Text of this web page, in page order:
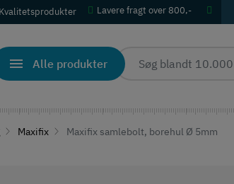
Kvalitetsprodukter Lavere fragt over 800,-
Alle produkter
Maxifix Maxifix samlebolt, borehul Ø 5mm